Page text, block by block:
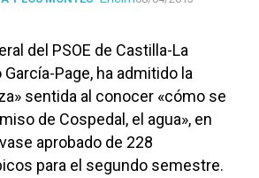
del PSOE de Castilla-La
Page, ha admitido la
sentida al conocer «cómo se
de Cospedal, el agua», en
aprobado de 228
para el segundo semestre.